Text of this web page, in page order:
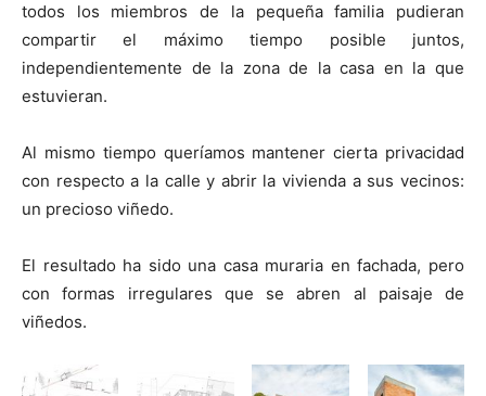
todos los miembros de la pequeña familia pudieran
compartir el máximo tiempo posible juntos,
independientemente de la zona de la casa en la que
estuvieran.
Al mismo tiempo queríamos mantener cierta privacidad
con respecto a la calle y abrir la vivienda a sus vecinos:
un precioso viñedo.
El resultado ha sido una casa muraria en fachada, pero
con formas irregulares que se abren al paisaje de
viñedos.